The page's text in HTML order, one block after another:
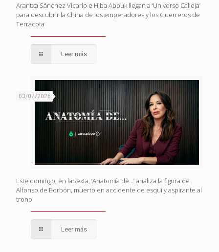
Arantxa Sánchez Vicario e Hiba Abouk llegan a ‘Universo Calleja’
para descubrir la China de los emperadores y los Guerreros de
Terracota
Leer más
03/07/2026
Este domingo, en laSexta, ‘Anatomía de…’ analiza la figura de
Alfonso de Borbón, muerto en accidente de esquí y aspirante al
trono
Leer más